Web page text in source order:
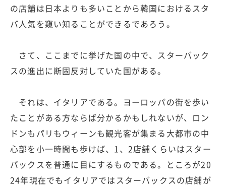
の店舗は日本よりも多いことから韓国におけるスタ
バ人気を窺い知ることができるであろう。
さて、ここまでに挙げた国の中で、スターバック
スの進出に断固反対していた国がある。
それは、イタリアである。ヨーロッパの街を歩い
たことがある方ならば分かるかもしれないが、ロン
ドンもパリもウィーンも観光客が集まる大都市の中
心部を小一時間も歩けば、1、2店舗くらいはスター
バックスを普通に目にするものである。ところが20
24年現在でもイタリアではスターバックスの店舗が